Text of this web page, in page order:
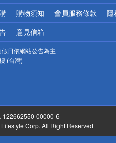
購物須知 會員服務條款 隱
意見信箱
日依網站公告為主
(台灣)
122662550-00000-6
Corp. All Right Reserved